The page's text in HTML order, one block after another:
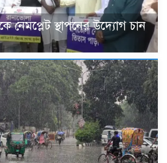
নেমপ্লেট স্থাপনের উদ্যোগ চান